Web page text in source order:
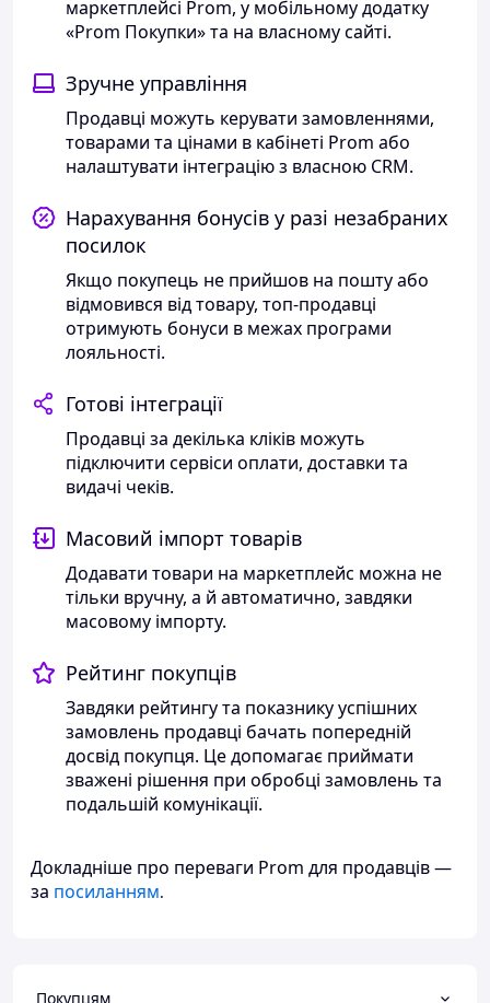
маркетплейсі Prom, у мобільному додатку
«Prom Покупки» та на власному сайті.
Зручне управління
Продавці можуть керувати замовленнями,
товарами та цінами в кабінеті Prom або
налаштувати інтеграцію з власною CRM.
Нарахування бонусів у разі незабраних
посилок
Якщо покупець не прийшов на пошту або
відмовився від товару, топ-продавці
отримують бонуси в межах програми
лояльності.
Готові інтеграції
Продавці за декілька кліків можуть
підключити сервіси оплати, доставки та
видачі чеків.
Масовий імпорт товарів
Додавати товари на маркетплейс можна не
тільки вручну, а й автоматично, завдяки
масовому імпорту.
Рейтинг покупців
Завдяки рейтингу та показнику успішних
замовлень продавці бачать попередній
досвід покупця. Це допомагає приймати
зважені рішення при обробці замовлень та
подальшій комунікації.
Докладніше про переваги Prom для продавців —
за посиланням.
Покупцям